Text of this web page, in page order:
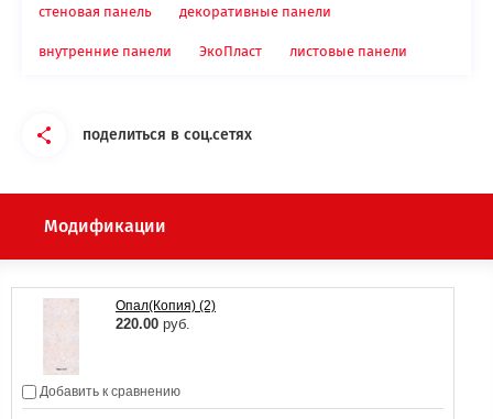
стеновая панель декоративные панели
внутренние панели ЭкоПласт листовые панели
поделиться в соц.сетях
Модификации
Опал(Копия) (2)
220.00 руб.
Добавить к сравнению